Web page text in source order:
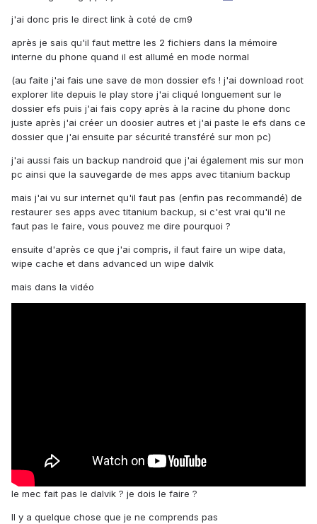
j'ai donc pris le direct link à coté de cm9
après je sais qu'il faut mettre les 2 fichiers dans la mémoire
interne du phone quand il est allumé en mode normal
(au faite j'ai fais une save de mon dossier efs ! j'ai download root
explorer lite depuis le play store j'ai cliqué longuement sur le
dossier efs puis j'ai fais copy après à la racine du phone donc
juste après j'ai créer un doosier autres et j'ai paste le efs dans ce
dossier que j'ai ensuite par sécurité transféré sur mon pc)
j'ai aussi fais un backup nandroid que j'ai également mis sur mon
pc ainsi que la sauvegarde de mes apps avec titanium backup
mais j'ai vu sur internet qu'il faut pas (enfin pas recommandé) de
restaurer ses apps avec titanium backup, si c'est vrai qu'il ne
faut pas le faire, vous pouvez me dire pourquoi ?
ensuite d'après ce que j'ai compris, il faut faire un wipe data,
wipe cache et dans advanced un wipe dalvik
mais dans la vidéo
le mec fait pas le dalvik ? je dois le faire ?
Il y a quelque chose que je ne comprends pas